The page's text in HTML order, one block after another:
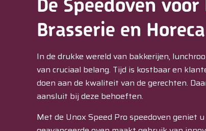
Brasserie en Horeca
In de drukke wereld van bakkerijen,
van cruciaal belang. Tijd is kostbaar en
doen aan de kwaliteit van de gerechten.
aansluit bij deze behoeften.
Met de Unox Speed Pro speedoven geniet